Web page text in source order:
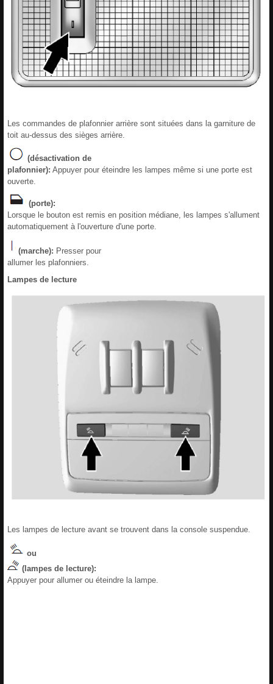
Les commandes de plafonnier arrière sont situées dans la garniture de
toit au-dessus des sièges arrière.
(désactivation de
plafonnier): Appuyer pour éteindre les lampes même si une porte est
ouverte.
(porte):
Lorsque le bouton est remis en position médiane, les lampes s'allument
automatiquement à l'ouverture d'une porte.
(marche): Presser pour
allumer les plafonniers.
Lampes de lecture
Les lampes de lecture avant se trouvent dans la console suspendue.
ou
(lampes de lecture):
Appuyer pour allumer ou éteindre la lampe.